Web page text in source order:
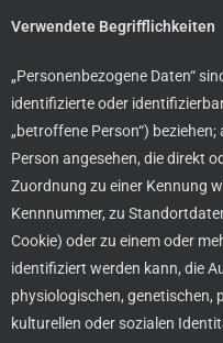
Verwendete Begrifflichkeiten
„Personenbezogene Daten“
identifizierte oder
„betroffene Person“)
Person angesehen, die direkt
Zuordnung zu einer Kennung
Kennnummer, zu
Cookie) oder zu einem oder
identifiziert werden kann, die
physiologischen, genetischen,
kulturellen oder sozialen